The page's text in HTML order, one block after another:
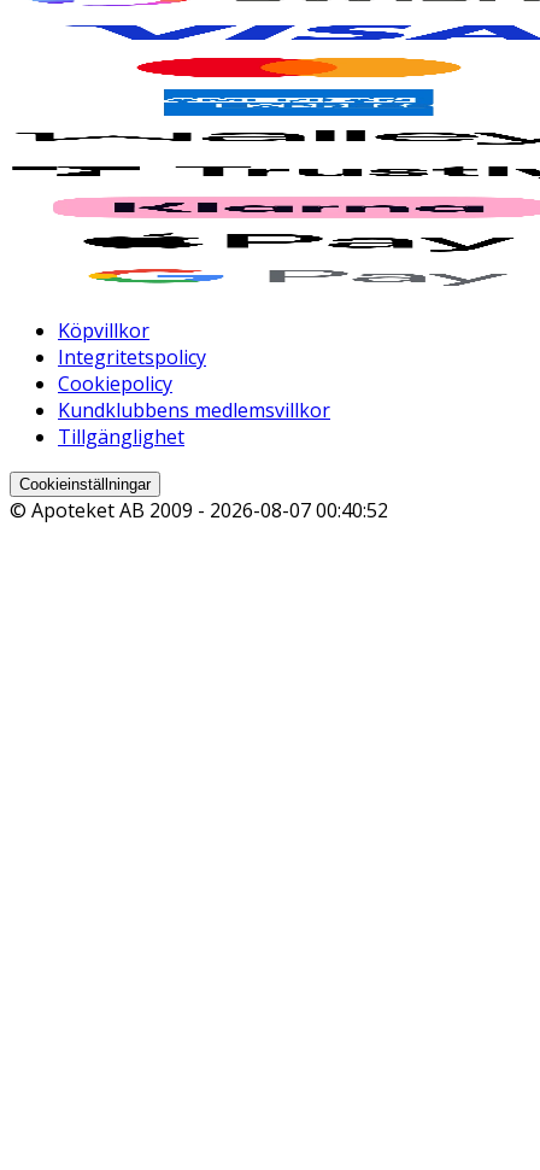
Köpvillkor
Integritetspolicy
Cookiepolicy
Kundklubbens medlemsvillkor
Tillgänglighet
Cookieinställningar
© Apoteket AB 2009 - 2026-08-07 00:40:52